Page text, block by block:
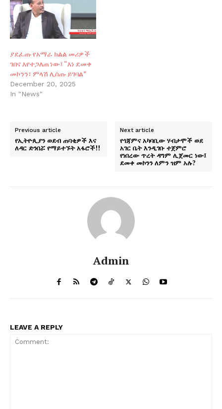
ያደፈጡ የአማራ ክልል መሪዎች
ገበና እየተጋለጠ ነው፤ “እነ ደመቀ
መኮንን፣ ምላሽ ሊሰጡ ይገባል”
December 20, 2025
In "News"
Previous article
የኢትዮጲያን ወደብ ጠባቂዎች እና
ለዳር ድንበሯ የማይተኙት አፋሮች!!
Next article
የጎጃምና አካባቢው ሃብታሞች ወደ
አገር ቤት እንዲገቡ ተጀምሮ
የነበረው ጥረት ዳግም ሊጀመር ነው፤
ደመቀ መኮንን ለምን ዝም አሉ?
Admin
LEAVE A REPLY